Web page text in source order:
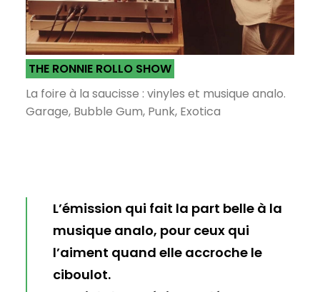
THE RONNIE ROLLO SHOW
La foire à la saucisse : vinyles et musique analo.
Garage, Bubble Gum, Punk, Exotica
L’émission qui fait la part belle à la
musique analo, pour ceux qui
l’aiment quand elle accroche le
ciboulot.